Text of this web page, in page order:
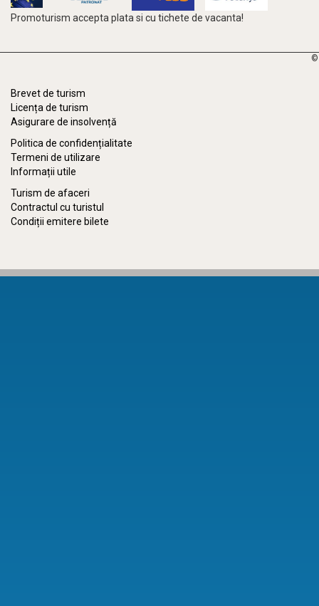
Promoturism accepta plata si cu tichete de vacanta!
©
Brevet de turism
Licența de turism
Asigurare de insolvență
Politica de confidențialitate
Termeni de utilizare
Informații utile
Turism de afaceri
Contractul cu turistul
Condiții emitere bilete